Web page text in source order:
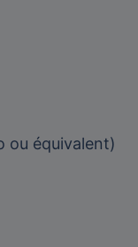
ou équivalent)